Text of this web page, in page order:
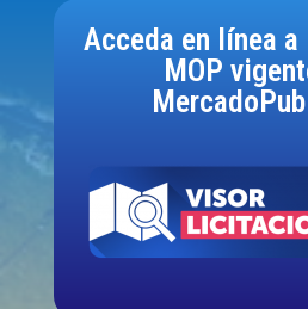
Acceda en línea
MOP